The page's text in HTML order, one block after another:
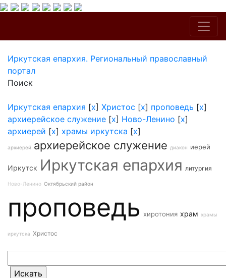
Иркутская епархия. Региональный православный
портал
Поиск
Иркутская епархия [x] Христос [x] проповедь [x]
архиерейское служение [x] Ново-Ленино [x]
архиерей [x] храмы иркутска [x]
архиерей архиерейское служение диакон иерей
Иркутск Иркутская епархия литургия
Ново-Ленино Октябрьский район
проповедь хиротония храм храмы
иркутска Христос